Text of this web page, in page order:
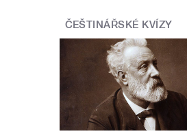
ČEŠTINÁŘSKÉ KVÍZY